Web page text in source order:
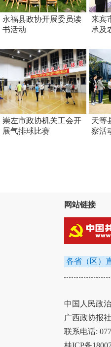
永福县政协开展委员读
书活动
来宾
承及
崇左市政协机关工会开
展气排球比赛
天等
察活
网站链接
中国人民政
广西政协报
联系电话:
桂ICP备